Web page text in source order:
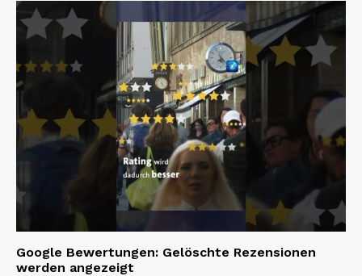
Google Bewertungen: Gelöschte Rezensionen
werden angezeigt